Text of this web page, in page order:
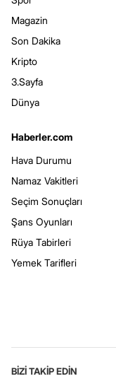
Magazin
Son Dakika
Kripto
3.Sayfa
Dünya
Haberler.com
Hava Durumu
Namaz Vakitleri
Seçim Sonuçları
Şans Oyunları
Rüya Tabirleri
Yemek Tarifleri
BİZİ TAKİP EDİN